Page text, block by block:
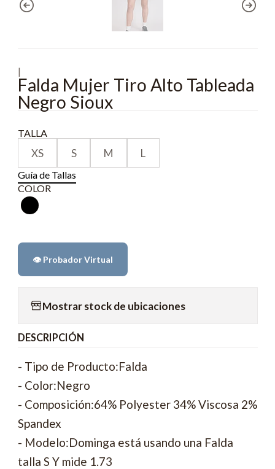
|
Falda Mujer Tiro Alto Tableada
Negro Sioux
TALLA
XS S M L
Guía de Tallas
COLOR
👁️ Probador Virtual
Mostrar stock de ubicaciones
DESCRIPCIÓN
- Tipo de Producto:Falda
- Color:Negro
- Composición:64% Polyester 34% Viscosa 2%
Spandex
- Modelo:Dominga está usando una Falda
talla S Y mide 1.73